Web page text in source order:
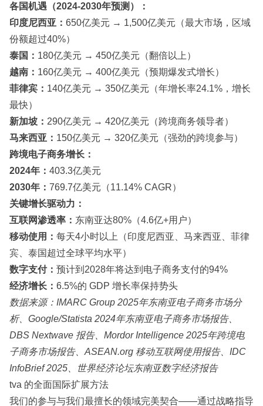
各国机遇（2024-2030年预测）：
印度尼西亚： 650亿美元 → 1,500亿美元（最大市场，区域
份额超过40%）
泰国： 180亿美元 → 450亿美元（翻倍以上）
越南： 160亿美元 → 400亿美元（预期爆发式增长）
菲律宾： 140亿美元 → 350亿美元（年增长率24.1%，增长
最快）
新加坡： 290亿美元 → 420亿美元（跨境商务领导者）
马来西亚： 150亿美元 → 320亿美元（强劲的跨境参与）
跨境电子商务增长：
2024年： 403.3亿美元
2030年： 769.7亿美元（11.14% CAGR）
关键增长驱动力：
互联网渗透率： 东南亚达80%（4.6亿+用户）
移动使用： 每天4小时以上（印度尼西亚、马来西亚、菲律
宾、泰国超过全球平均水平）
数字支付： 预计到2028年将达到电子商务支付的94%
经济增长： 6.5%的 GDP 增长率保持势头
数据来源：IMARC Group 2025年东南亚电子商务市场分
析、Google/Statista 2024年东南亚电子商务市场报告、
DBS Nextwave 报告、Mordor Intelligence 2025年跨境电
子商务市场报告、ASEAN.org 移动互联网使用报告、IDC
InfoBrief 2025、世界经济论坛东南亚数字经济报告
tva 的全面国际扩展方法
我们的参与与我们最擅长的领域完美契合——通过战略指导